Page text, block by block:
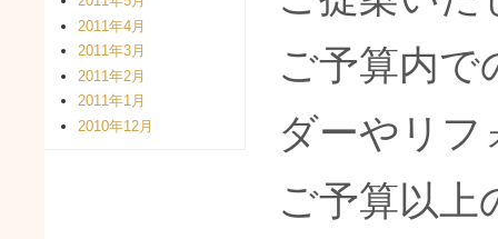
ご予算内で
ダーやリフ
ご予算以上
2011年4月
2011年3月
2011年2月
2011年1月
2010年12月